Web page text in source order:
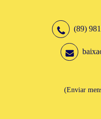
(89)
(Enviar